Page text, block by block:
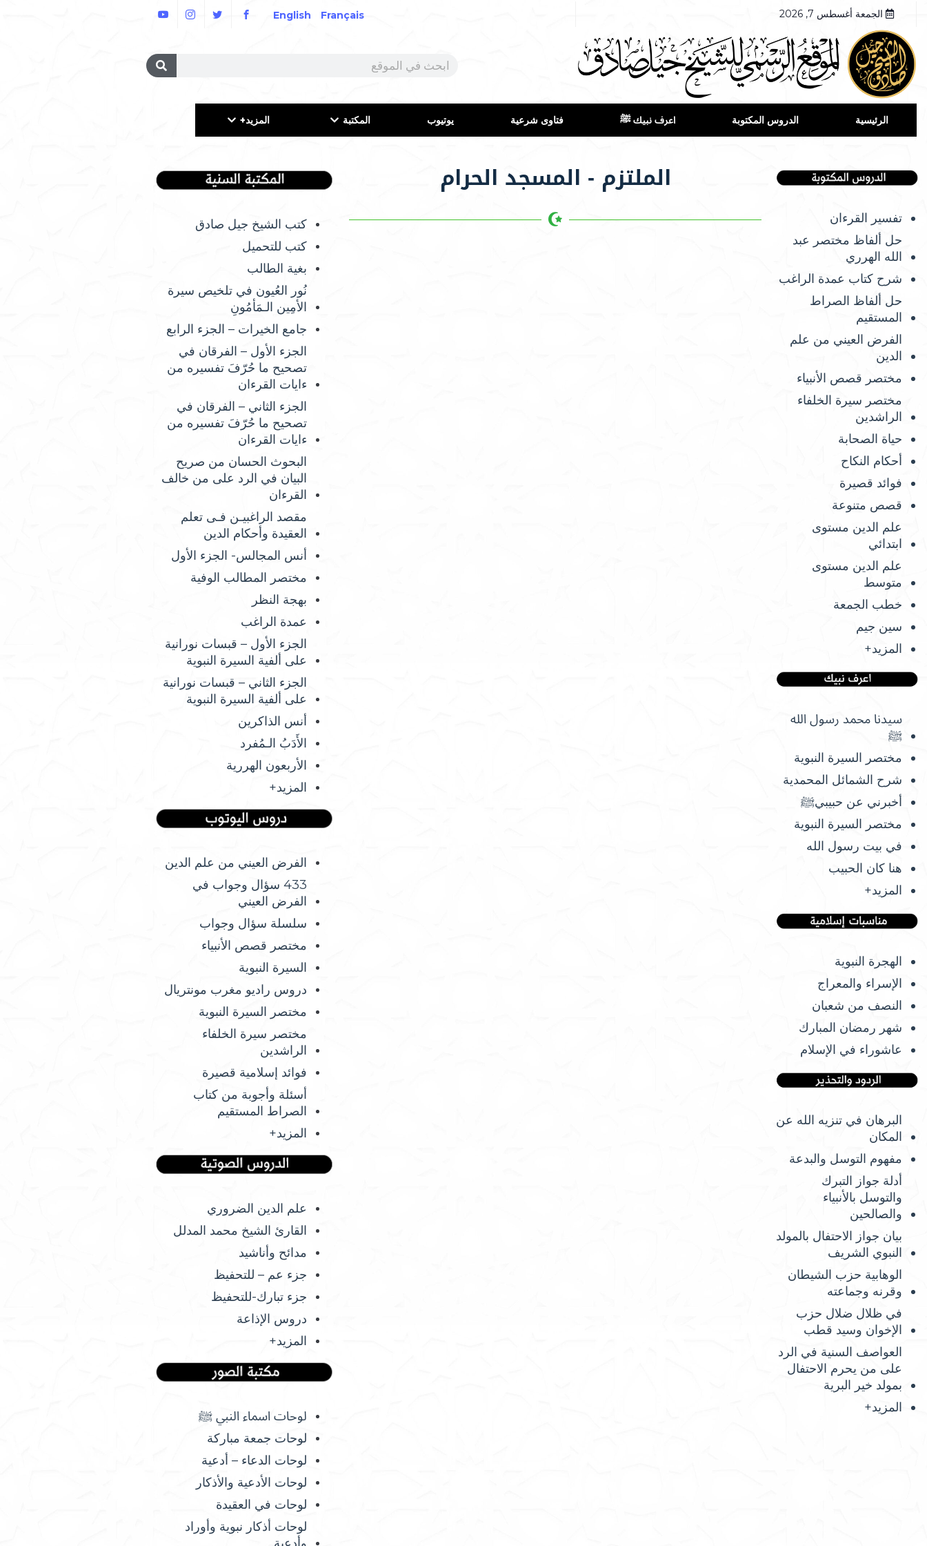
الجمعة أغسطس 7, 2026 Français
English
الرئيسية الدروس المكتوبة اعرف نبيك ﷺ فتاوى شرعية يوتيوب المكتبة المزيد+
تفسير القرءان
حل ألفاظ مختصر عبد
الله الهرري
شرح كتاب عمدة الراغب
حل ألفاظ الصراط
المستقيم
الفرض العيني من علم
الدين
مختصر قصص الأنبياء
مختصر سيرة الخلفاء
الراشدين
حياة الصحابة
أحكام النكاح
فوائد قصيرة
قصص متنوعة
علم الدين مستوى
ابتدائي
علم الدين مستوى
متوسط
خطب الجمعة
سين جيم
المزيد+
سيدنا محمد رسول الله
ﷺ
مختصر السيرة النبوية
شرح الشمائل المحمدية
أخبرني عن حبيبيﷺ
مختصر السيرة النبوية
في بيت رسول الله
هنا كان الحبيب
المزيد+
الهجرة النبوية
الإسراء والمعراج
النصف من شعبان
شهر رمضان المبارك
عاشوراء في الإسلام
البرهان في تنزيه الله عن
المكان
مفهوم التوسل والبدعة
أدلة جواز التبرك
والتوسل بالأنبياء
والصالحين
بيان جواز الاحتفال بالمولد
النبوي الشريف
الوهابية حزب الشيطان
وقرنه وجماعته
في ظلال ضلال حزب
الإخوان وسيد قطب
العواصف السنية في الرد
على من يحرم الاحتفال
بمولد خير البرية
المزيد+
الملتزم - المسجد الحرام
كتب الشيخ جيل صادق
كتب للتحميل
بغية الطالب
نُور العُيون في تلخيص سيرة
الأمِين الـمَأمُونِ
جامع الخيرات – الجزء الرابع
الجزء الأول – الفرقان في
تصحيح ما حُرّفَ تفسيره من
ءايات القرءان
الجزء الثاني – الفرقان في
تصحيح ما حُرّفَ تفسيره من
ءايات القرءان
البحوث الحسان من صريح
البيان في الرد على من خالف
القرءان
مقصد الراغبيـن فـى تعلم
العقيدة وأحكام الدين
أنس المجالس- الجزء الأول
مختصر المطالب الوفية
بهجة النظر
عمدة الراغب
الجزء الأول – قبسات نورانية
على ألفية السيرة النبوية
الجزء الثاني – قبسات نورانية
على ألفية السيرة النبوية
أنس الذاكرين
الأَدَبُ الـمُفرد
الأربعون الهررية
المزيد+
الفرض العيني من علم الدين
433 سؤال وجواب في
الفرض العيني
سلسلة سؤال وجواب
مختصر قصص الأنبياء
السيرة النبوية
دروس راديو مغرب مونتريال
مختصر السيرة النبوية
مختصر سيرة الخلفاء
الراشدين
فوائد إسلامية قصيرة
أسئلة وأجوبة من كتاب
الصراط المستقيم
المزيد+
علم الدين الضروري
القارئ الشيخ محمد المدلل
مدائح وأناشيد
جزء عم – للتحفيظ
جزء تبارك-للتحفيظ
دروس الإذاعة
المزيد+
لوحات اسماء النبي ﷺ
لوحات جمعة مباركة
لوحات الدعاء – أدعية
لوحات الأدعية والأذكار
لوحات في العقيدة
لوحات أذكار نبوية وأوراد